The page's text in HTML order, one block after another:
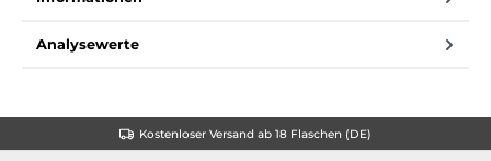
Analysewerte
Kostenloser Versand ab 18 Flaschen (DE)